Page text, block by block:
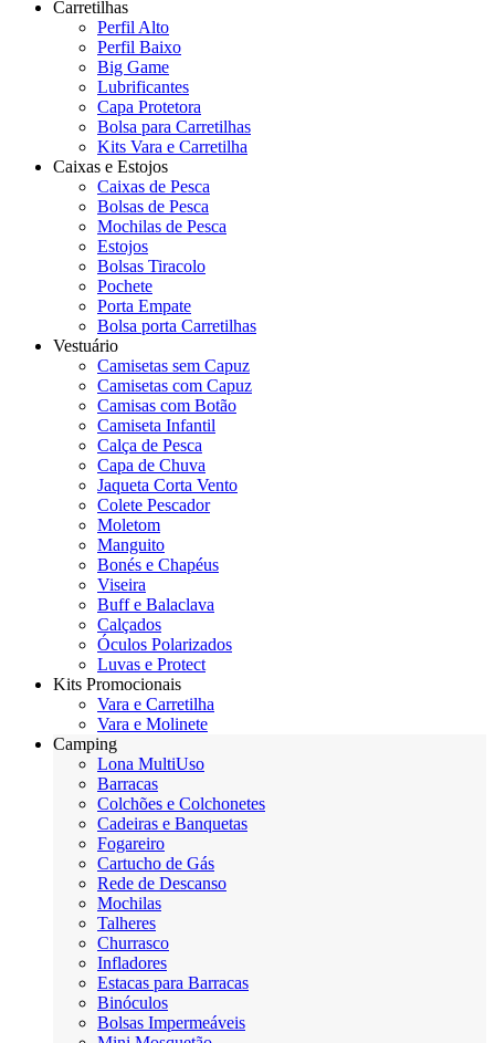
Carretilhas
Perfil Alto
Perfil Baixo
Big Game
Lubrificantes
Capa Protetora
Bolsa para Carretilhas
Kits Vara e Carretilha
Caixas e Estojos
Caixas de Pesca
Bolsas de Pesca
Mochilas de Pesca
Estojos
Bolsas Tiracolo
Pochete
Porta Empate
Bolsa porta Carretilhas
Vestuário
Camisetas sem Capuz
Camisetas com Capuz
Camisas com Botão
Camiseta Infantil
Calça de Pesca
Capa de Chuva
Jaqueta Corta Vento
Colete Pescador
Moletom
Manguito
Bonés e Chapéus
Viseira
Buff e Balaclava
Calçados
Óculos Polarizados
Luvas e Protect
Kits Promocionais
Vara e Carretilha
Vara e Molinete
Camping
Lona MultiUso
Barracas
Colchões e Colchonetes
Cadeiras e Banquetas
Fogareiro
Cartucho de Gás
Rede de Descanso
Mochilas
Talheres
Churrasco
Infladores
Estacas para Barracas
Binóculos
Bolsas Impermeáveis